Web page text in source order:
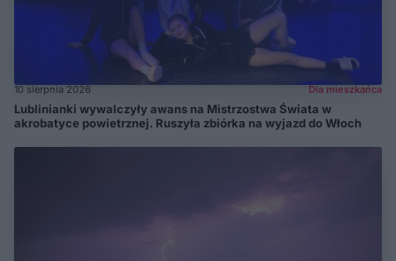
10 sierpnia 2026 Dla mieszkańca
Lublinianki wywalczyły awans na Mistrzostwa Świata w
akrobatyce powietrznej. Ruszyła zbiórka na wyjazd do Włoch